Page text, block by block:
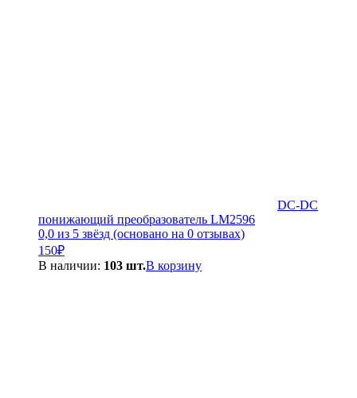
DC-DC
понижающий преобразователь LM2596
0,0 из 5 звёзд (основано на 0 отзывах)
150₽
В наличии: 103 шт.В корзину